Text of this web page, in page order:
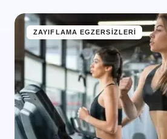
ZAYIFLAMA EGZERSIZLERI